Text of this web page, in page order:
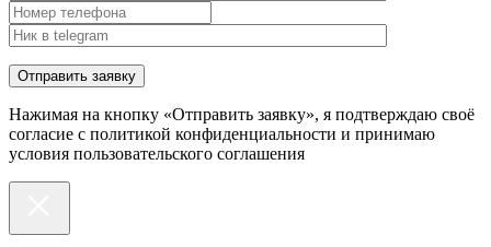
Нажимая на кнопку «Отправить заявку», я подтверждаю своё
согласие с политикой конфиденциальности и принимаю
условия пользовательского соглашения